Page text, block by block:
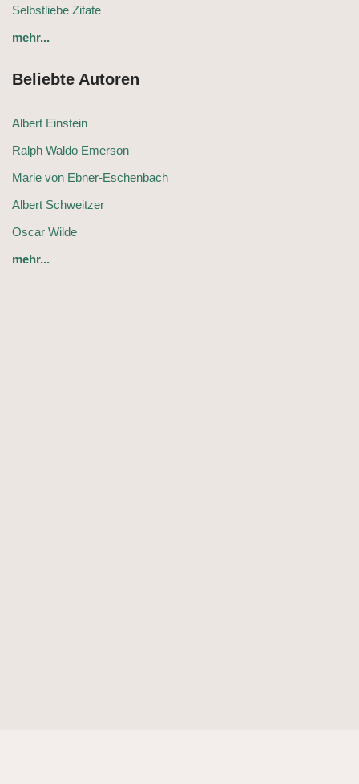
Selbstliebe Zitate
mehr...
Beliebte Autoren
Albert Einstein
Ralph Waldo Emerson
Marie von Ebner-Eschenbach
Albert Schweitzer
Oscar Wilde
mehr...